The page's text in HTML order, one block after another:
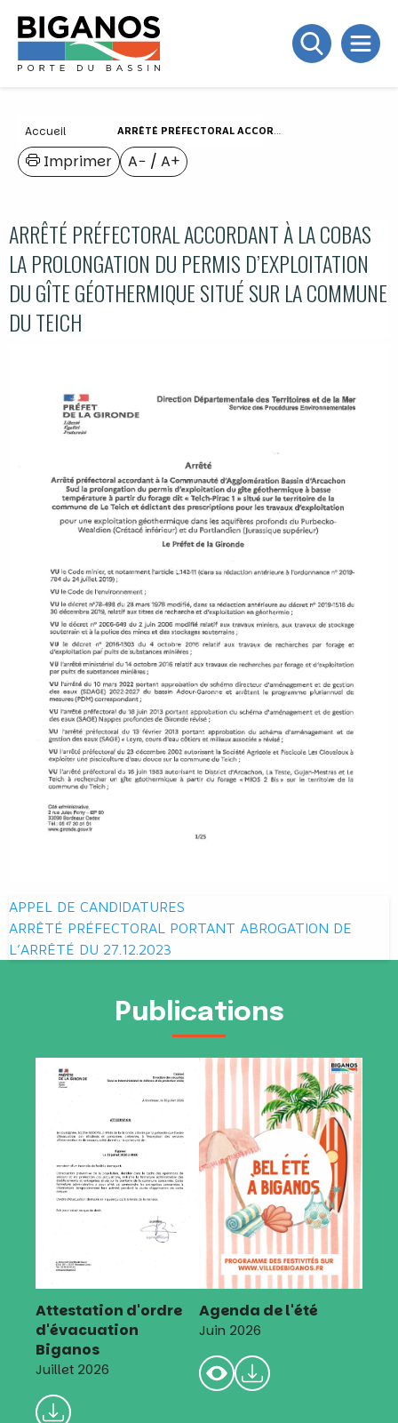
Accueil ARRÊTÉ PRÉFECTORAL ACCORDANT À LA COBAS LA PROLONGATION DU PERMIS D’EXPLOITATION DU GÎTE GÉOTHERMIQUE SITUÉ SUR LA COMMUNE DU TEICH
A− / A+
Imprimer
ARRÊTÉ PRÉFECTORAL ACCORDANT À LA COBAS
LA PROLONGATION DU PERMIS D’EXPLOITATION
DU GÎTE GÉOTHERMIQUE SITUÉ SUR LA COMMUNE
DU TEICH
Navigation
de
l’article
APPEL DE CANDIDATURES
ARRÊTÉ PRÉFECTORAL PORTANT ABROGATION DE
L’ARRÊTÉ DU 27.12.2023
Publications
Attestation d'ordre
d'évacuation
Biganos
Juillet 2026
Agenda de l'été
Juin 2026